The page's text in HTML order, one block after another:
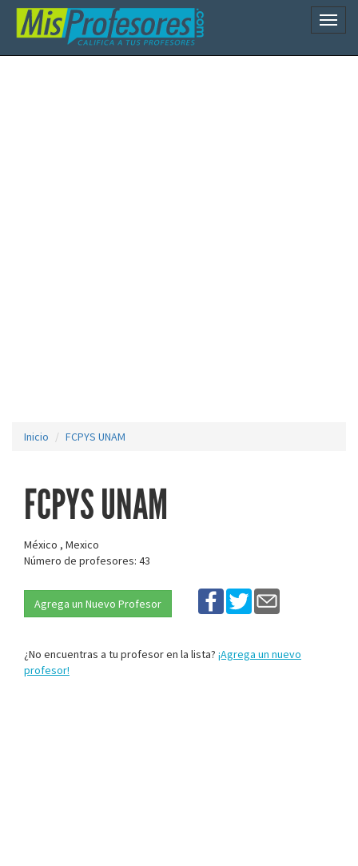
Inicio FCPYS UNAM
FCPYS UNAM
México , Mexico
Número de profesores: 43
Agrega un Nuevo Profesor
¿No encuentras a tu profesor en la lista? ¡Agrega un nuevo
profesor!